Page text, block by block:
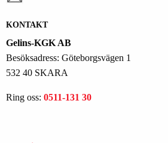
KONTAKT
Gelins-KGK AB
Besöksadress: Göteborgsvägen 1
532 40 SKARA
Ring oss: 0511-131 30